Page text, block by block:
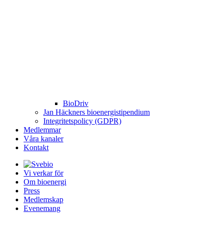
BioDriv
Jan Häckners bioenergistipendium
Integritetspolicy (GDPR)
Medlemmar
Våra kanaler
Kontakt
Vi verkar för
Om bioenergi
Press
Medlemskap
Evenemang